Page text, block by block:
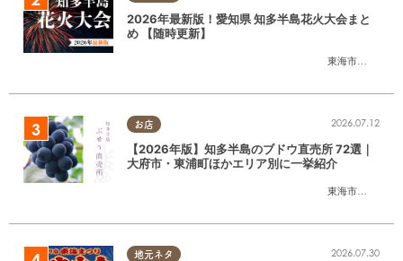
東海市
,大府市
2026年最新版！愛知県 知多半島花火大会まと
め 【随時更新】
お店
東海市
,大府市
2026.07.12
【2026年版】知多半島のブドウ直売所 72選｜
大府市・東浦町ほかエリア別に一挙紹介
地元ネタ 2026.07.30